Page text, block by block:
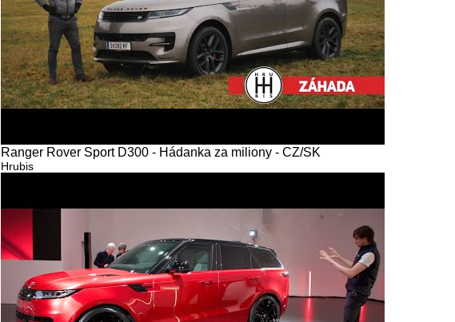
Ranger Rover Sport D300 - Hádanka za miliony - CZ/SK
Hrubis